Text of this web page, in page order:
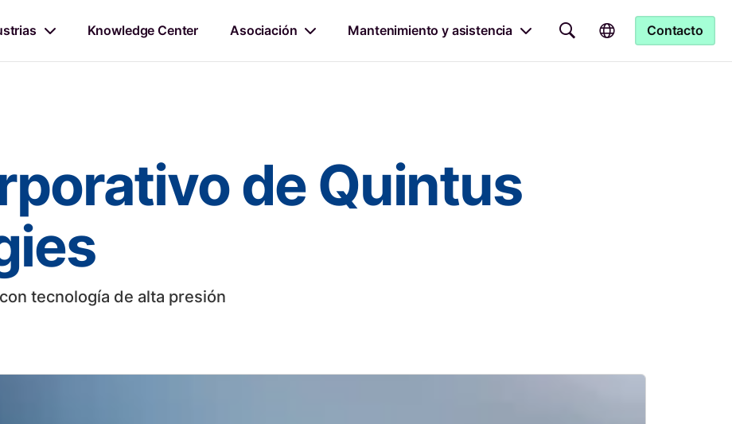
Knowledge Center Asociación Mantenimiento y asistencia Contacto
de Quintus
tecnología de alta presión